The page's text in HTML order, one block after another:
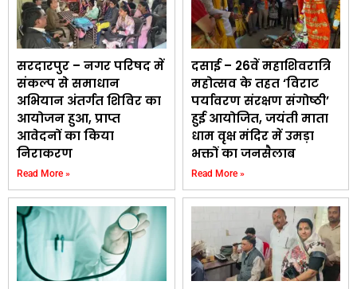
सरदारपुर – नगर परिषद में
संकल्प से समाधान
अभियान अंतर्गत शिविर का
आयोजन हुआ, प्राप्त
आवेदनों का किया
निराकरण
Read More »
दसाई – 26वें महाशिवरात्रि
महोत्सव के तहत ‘विराट
पर्यावरण संरक्षण संगोष्ठी’
हुई आयोजित, जयंती माता
धाम वृक्ष मंदिर में उमड़ा
भक्तों का जनसैलाब
Read More »